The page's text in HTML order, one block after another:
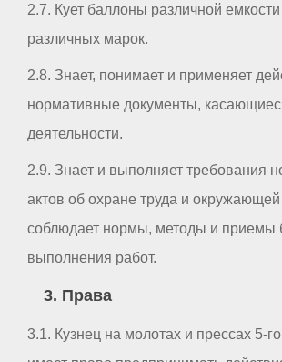
2.7. Кует баллоны различной емкости
различных марок.
2.8. Знает, понимает и применяет
нормативные документы,
деятельности.
2.9. Знает и выполняет требования
актов об охране труда и
соблюдает нормы, методы и приемы
выполнения работ.
3. Права
3.1. Кузнец на молотах и прессах 5-